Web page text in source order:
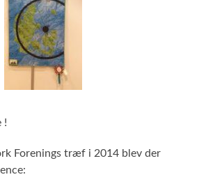
!
Forenings træf i 2014 blev der